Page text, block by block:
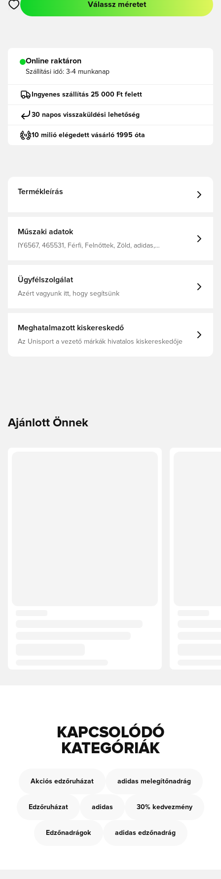
Megnyit egy modált a bejelentkezéshez vagy a tagként való
Válassz méretet
Online raktáron
Szállítási idő: 3-4 munkanap
Ingyenes szállítás 25 000 Ft felett
30 napos visszaküldési lehetőség
10 milió elégedett vásárló 1995 óta
Termékleírás
Műszaki adatok
IY6567, 465531, Férfi, Felnőttek, Zöld, adidas,
Ügyfélszolgálat
Azért vagyunk itt, hogy segítsünk
Meghatalmazott kiskereskedő
Az Unisport a vezető márkák hivatalos kiskereskedője
Ajánlott Önnek
KAPCSOLÓDÓ
KATEGÓRIÁK
Akciós edzőruházat adidas melegítőnadrág
Edzőruházat adidas 30% kedvezmény
Edzőnadrágok adidas edzőnadrág